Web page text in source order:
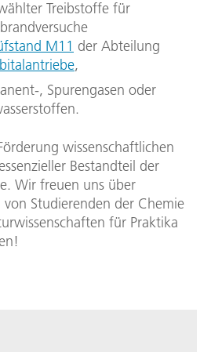
Treibstoffe für
M11 der Abteilung
,
, Spurengasen oder
wissenschaftlichen
Bestandteil der
Wir freuen uns über
Studierenden der Chemie
für Praktika